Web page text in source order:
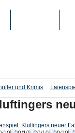
und Krimis
Kluftingers neuer